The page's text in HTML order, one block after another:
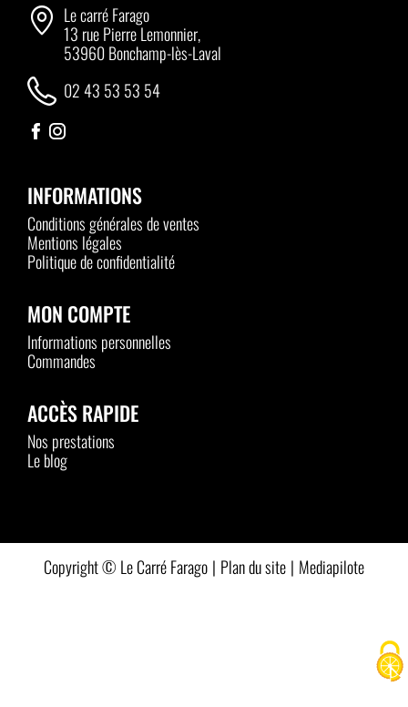
Le carré Farago
13 rue Pierre Lemonnier,
53960 Bonchamp-lès-Laval
02 43 53 53 54
INFORMATIONS
Conditions générales de ventes
Mentions légales
Politique de confidentialité
MON COMPTE
Informations personnelles
Commandes
ACCÈS RAPIDE
Nos prestations
Le blog
Plan du site Mediapilote